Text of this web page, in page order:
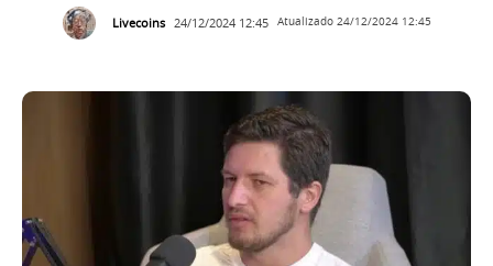
Livecoins 24/12/2024 12:45 Atualizado 24/12/2024 12:45